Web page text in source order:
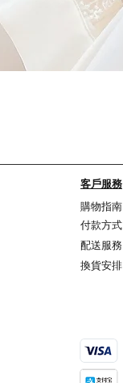
客戶服務
購物指南
付款方式
配送服務
換貨安排